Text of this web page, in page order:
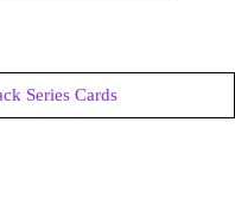
Series Cards